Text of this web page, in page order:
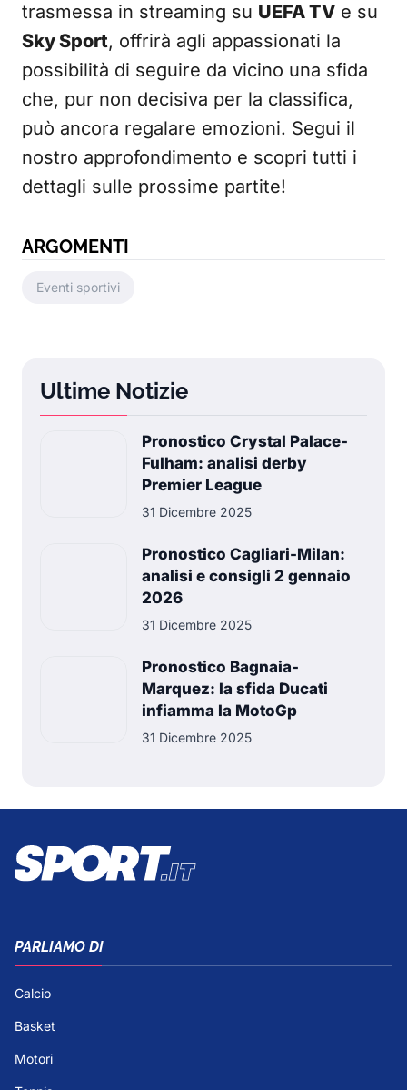
trasmessa in streaming su UEFA TV e su
Sky Sport, offrirà agli appassionati la
possibilità di seguire da vicino una sfida
che, pur non decisiva per la classifica,
può ancora regalare emozioni. Segui il
nostro approfondimento e scopri tutti i
dettagli sulle prossime partite!
ARGOMENTI
Eventi sportivi
Ultime Notizie
Pronostico Crystal Palace-
Fulham: analisi derby
Premier League
31 Dicembre 2025
Pronostico Cagliari-Milan:
analisi e consigli 2 gennaio
2026
31 Dicembre 2025
Pronostico Bagnaia-
Marquez: la sfida Ducati
infiamma la MotoGp
31 Dicembre 2025
PARLIAMO DI
Calcio
Basket
Motori